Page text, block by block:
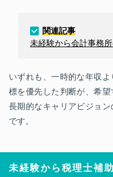
関連記事
未経験から会計事務
いずれも、一時的な年収
標を優先した判断が、希望
長期的なキャリアビジョ
です。
未経験から税理士補